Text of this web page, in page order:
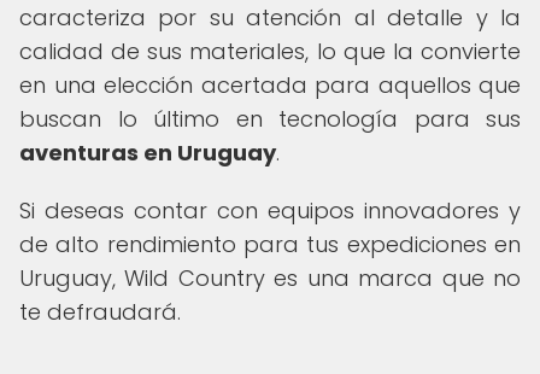
caracteriza por su atención al detalle y la
calidad de sus materiales, lo que la convierte
en una elección acertada para aquellos que
buscan lo último en tecnología para sus
aventuras en Uruguay.
Si deseas contar con equipos innovadores y
de alto rendimiento para tus expediciones en
Uruguay, Wild Country es una marca que no
te defraudará.